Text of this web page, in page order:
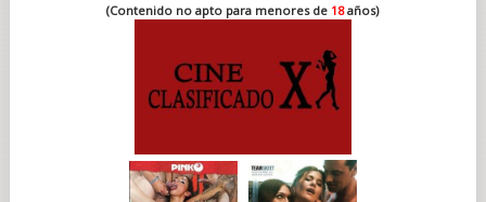
(Contenido no apto para menores de 18años)